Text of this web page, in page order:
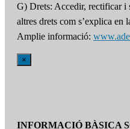
G) Drets: Accedir, rectificar i
altres drets com s’explica en
Amplie informació:
×
INFORMACIÓ BÀSICA